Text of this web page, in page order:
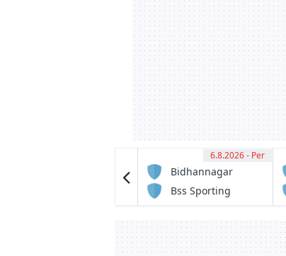
12:30
6.8.2026 - Per
Bidhannagar
Msa
Bss Sporting